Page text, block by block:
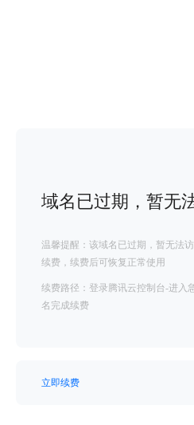
域名已过期，暂无
温馨提醒：该域名已过期，暂无法
续费，续费后可恢复正常使用
续费路径：登录腾讯云控制台-进入
名完成续费
立即续费